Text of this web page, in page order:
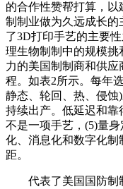
的合作性赞帮打算，
制制业做为久远成长的
了3D打印手艺的主要
理生物制制中的规模
力的美国制制商和供
程。如表2所示。每年
静态、轮回、热、侵蚀
持续出产。低延迟和
不是一项手艺，(5)量
化、消息化和数字化
距。
代表了美国国防制制